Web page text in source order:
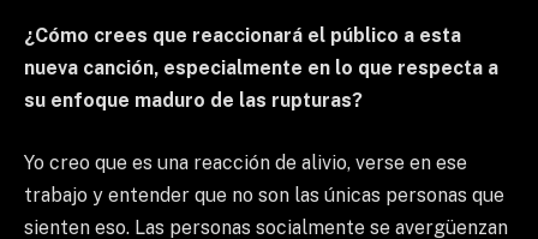
¿Cómo crees que reaccionará el público a esta
nueva canción, especialmente en lo que respecta a
su enfoque maduro de las rupturas?
Yo creo que es una reacción de alivio, verse en ese
trabajo y entender que no son las únicas personas que
sienten eso. Las personas socialmente se avergüenzan